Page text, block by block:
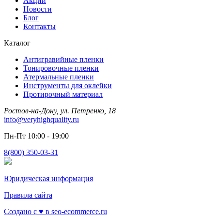
Новости
Блог
Контакты
Каталог
Антигравийные пленки
Тонировочные пленки
Атермальные пленки
Инструменты для оклейки
Протирочный материал
Ростов-на-Дону, ул. Петренко, 18
info@veryhighquality.ru
Пн-Пт 10:00 - 19:00
8(800) 350-03-31
Юридическая информация
Правила сайта
Создано с ♥️ в seo-ecommerce.ru